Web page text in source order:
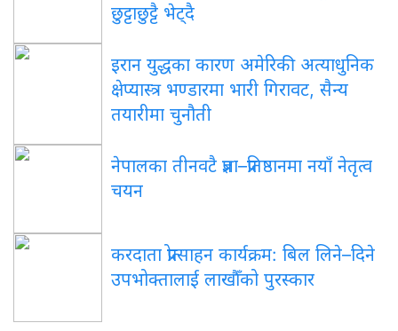
छुट्टाछुट्टै भेट्दै
इरान युद्धका कारण अमेरिकी अत्याधुनिक
क्षेप्यास्त्र भण्डारमा भारी गिरावट, सैन्य
तयारीमा चुनौती
नेपालका तीनवटै प्रज्ञा–प्रतिष्ठानमा नयाँ नेतृत्व
चयन
करदाता प्रोत्साहन कार्यक्रम: बिल लिने–दिने
उपभोक्तालाई लाखौँको पुरस्कार